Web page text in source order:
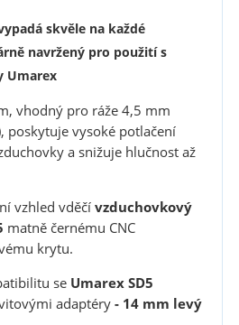
skvěle na každé
navržený pro použití s
Umarex
vhodný pro ráže 4,5 mm
poskytuje vysoké potlačení
a snižuje hlučnost až
vzhled vděčívzduchovkový
matně černému CNC
krytu.
se Umarex SD5
adaptéry- 14 mm levý